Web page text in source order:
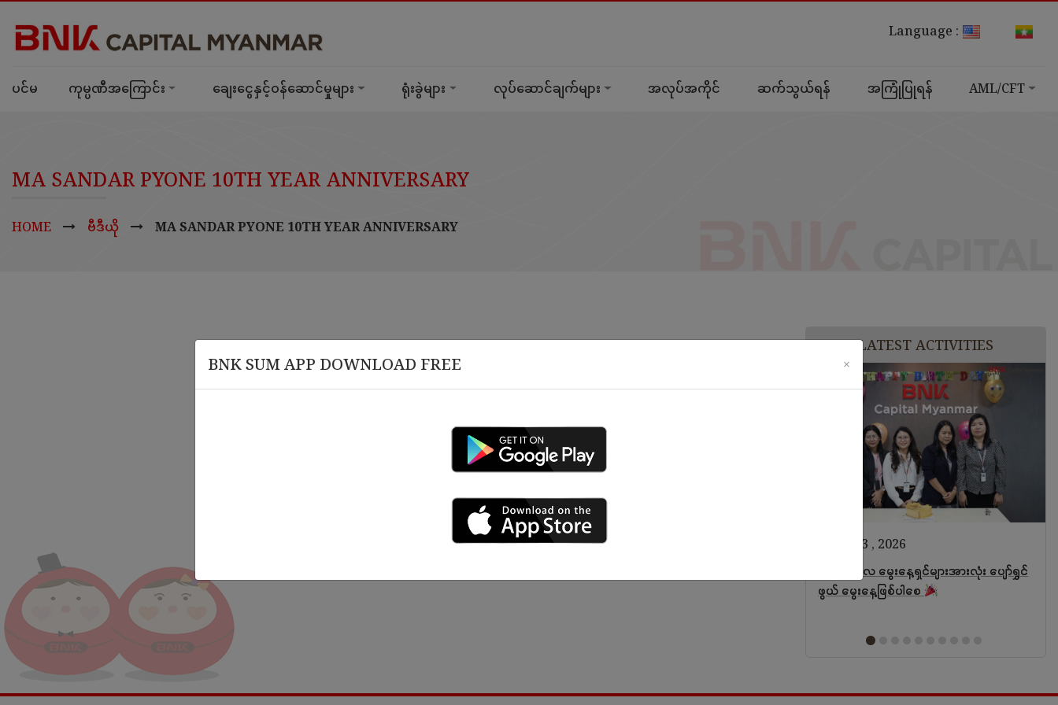
Language :
ပင်မ ကုမ္ပဏီအကြောင်း ချေးငွေနှင့်ဝန်ဆောင်မှုများ ရုံးခွဲများ လုပ်ဆောင်ချက်များ အလုပ်အကိုင် ဆက်သွယ်ရန် အကြုံပြုရန် AML/CFT
MA SANDAR PYONE 10TH YEAR ANNIVERSARY
HOME ဗီဒီယို MA SANDAR PYONE 10TH YEAR ANNIVERSARY
LATEST ACTIVITIES
Leadership Alignment &
Organizational Governance
မတ် 10 , 2026 ဩဂုတ် 3 , 2026
ဇူလိုင်လ မွေးနေ့ရှင်များအားလုံး ပျော်ရွှင်
ဖွယ် မွေးနေ့ဖြစ်ပါစေ
BNK SUM APP DOWNLOAD FREE ×